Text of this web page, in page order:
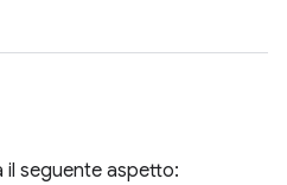
il seguente aspetto: